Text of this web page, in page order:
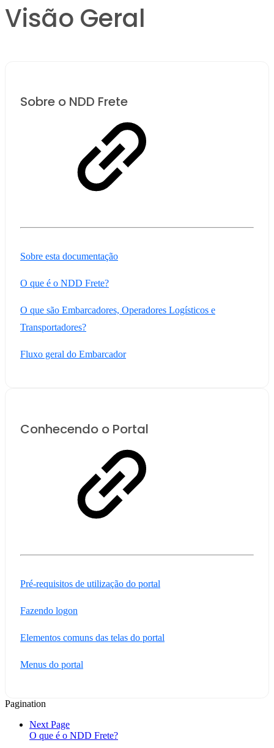
Visão Geral
Sobre o NDD Frete
Sobre esta documentação
O que é o NDD Frete?
O que são Embarcadores, Operadores Logísticos e
Transportadores?
Fluxo geral do Embarcador
Conhecendo o Portal
Pré-requisitos de utilização do portal
Fazendo logon
Elementos comuns das telas do portal
Menus do portal
Pagination
Next Page
O que é o NDD Frete?